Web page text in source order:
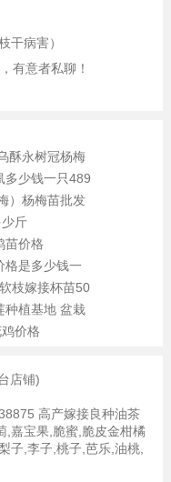
干病害）
有意者私聊！
酥永树冠杨梅
多少钱一只489
）杨梅苗批发
斤
苗价格
格是多少钱一
枝嫁接杯苗50
种植基地 盆栽
价格
店铺)
高产嫁接良种油茶
,嘉宝果,脆蜜,脆皮金柑橘
子,李子,桃子,芭乐,油桃,